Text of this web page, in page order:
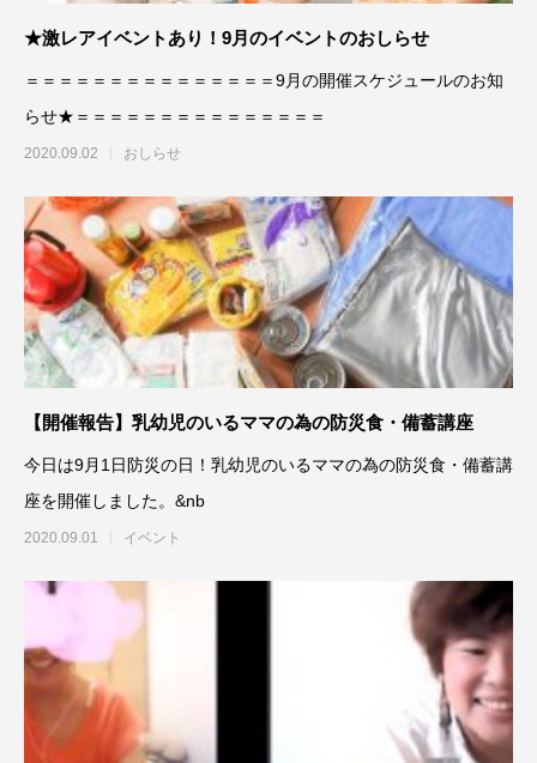
★激レアイベントあり！9月のイベントのおしらせ
＝＝＝＝＝＝＝＝＝＝＝＝＝＝＝9月の開催スケジュールのお知
らせ★＝＝＝＝＝＝＝＝＝＝＝＝＝＝＝
2020.09.02 おしらせ
【開催報告】乳幼児のいるママの為の防災食・備蓄講座
今日は9月1日防災の日！乳幼児のいるママの為の防災食・備蓄講
座を開催しました。&nb
2020.09.01 イベント